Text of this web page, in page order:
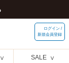
ログイン /
新規会員登録
SALE